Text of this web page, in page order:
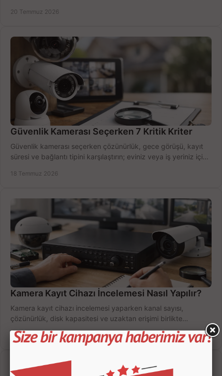
20 Temmuz 2026
Güvenlik Kamerası Seçerken 7 Kritik Kriter
Güvenlik kamerası seçerken çözünürlük, gece görüşü, kayıt
süresi ve bağlantı tipini karşılaştırın; eviniz veya iş yeriniz için
18 Temmuz 2026
Kamera Kayıt Cihazı İncelemesi Nasıl Yapılır?
Kamera kayıt cihazı incelemesi yaparken kanal sayısı,
çözünürlük, disk kapasitesi ve uzaktan erişimi birlikte
değerlendirin; bütçenizi doğru yönetin.
16 Temmuz 2026